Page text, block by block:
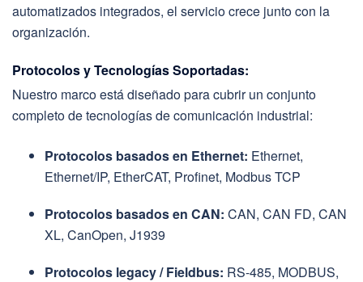
automatizados integrados, el servicio crece junto con la
organización.
Protocolos y Tecnologías Soportadas:
Nuestro marco está diseñado para cubrir un conjunto
completo de tecnologías de comunicación industrial:
Protocolos basados en Ethernet: Ethernet,
Ethernet/IP, EtherCAT, Profinet, Modbus TCP
Protocolos basados en CAN: CAN, CAN FD, CAN
XL, CanOpen, J1939
Protocolos legacy / Fieldbus: RS-485, MODBUS,